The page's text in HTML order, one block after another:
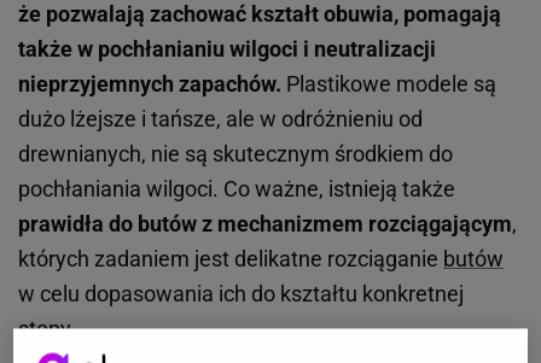
że pozwalają zachować kształt obuwia, pomagają
także w pochłanianiu wilgoci i neutralizacji
nieprzyjemnych zapachów. Plastikowe modele są
dużo lżejsze i tańsze, ale w odróżnieniu od
drewnianych, nie są skutecznym środkiem do
pochłaniania wilgoci. Co ważne, istnieją także
prawidła do butów z mechanizmem rozciągającym,
których zadaniem jest delikatne rozciąganie butów
w celu dopasowania ich do kształtu konkretnej
stopy.